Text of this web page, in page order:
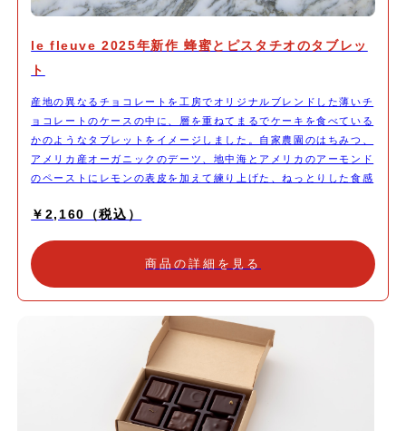
le fleuve 2025年新作 蜂蜜とピスタチオのタブレッ
ト
産地の異なるチョコレートを工房でオリジナルブレンドした薄いチ
ョコレートのケースの中に、層を重ねてまるでケーキを食べている
かのようなタブレットをイメージしました。自家農園のはちみつ、
アメリカ産オーガニックのデーツ、地中海とアメリカのアーモンド
のペーストにレモンの表皮を加えて練り上げた、ねっとりした食感
ンカカオバターで作ったチョコレートを混ぜ合わせた層、そしてシ
トルコの食文化からインスピレーションを得ています。中国の白茶
と合わせて頂くのがシェフのお気に入り。
￥2,160（税込）
商品の詳細を見る